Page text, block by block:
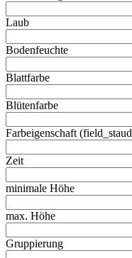
Laub
Bodenfeuchte
Blattfarbe
Blütenfarbe
Farbeigenschaft
Zeit
minimale Höhe
max. Höhe
Gruppierung